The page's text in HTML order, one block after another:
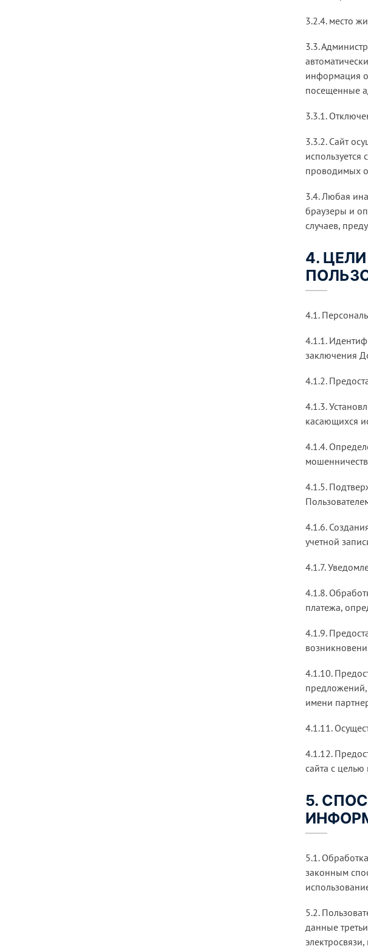
3.2.4. место
3.3.
информация о
посещенные
3.3.1.
3.3.2. Сайт
проводимых
3.4. Любая
браузеры и
случаев,
4.
4.1.
4.1.1.
заключения
4.1.2.
4.1.3.
касающихся
4.1.4.
4.1.5.
4.1.6.
учетной
4.1.7.
4.1.8.
платежа,
4.1.9.
4.1.10.
имени
4.1.11.
4.1.12.
сайта с
5.
5.1.
законным
5.2.
данные